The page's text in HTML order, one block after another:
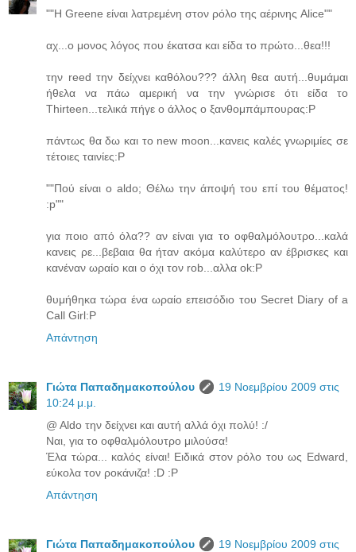
""Η Greene είναι λατρεμένη στον ρόλο της αέρινης Alice""
αχ...ο μονος λόγος που έκατσα και είδα το πρώτο...θεα!!!
την reed την δείχνει καθόλου??? άλλη θεα αυτή...θυμάμαι
ήθελα να πάω αμερική να την γνώρισε ότι είδα το
Thirteen...τελικά πήγε ο άλλος ο ξανθoμπάμπουρας:P
πάντως θα δω και το new moon...κανεις καλές γνωριμίες σε
τέτοιες ταινίες:P
""Πού είναι ο aldo; Θέλω την άποψή του επί του θέματος!
:p""
για ποιο από όλα?? αν είναι για το οφθαλμόλουτρο...καλά
κανεις ρε...βεβαια θα ήταν ακόμα καλύτερο αν έβρισκες και
κανέναν ωραίο και ο όχι τον rob...αλλα ok:P
θυμήθηκα τώρα ένα ωραίο επεισόδιο του Secret Diary of a
Call Girl:P
Απάντηση
Γιώτα Παπαδημακοπούλου
19 Νοεμβρίου 2009 στις
10:24 μ.μ.
@ Aldo την δείχνει και αυτή αλλά όχι πολύ! :/
Ναι, για το οφθαλμόλουτρο μιλούσα!
Έλα τώρα... καλός είναι! Ειδικά στον ρόλο του ως Edward,
εύκολα τον ροκάνιζα! :D :P
Απάντηση
Γιώτα Παπαδημακοπούλου
19 Νοεμβρίου 2009 στις